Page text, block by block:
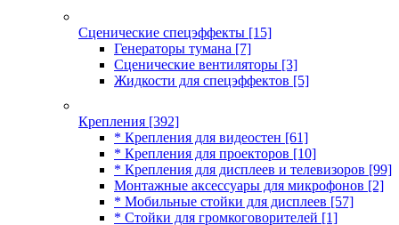
Сценические спецэффекты [15]
Генераторы тумана [7]
Сценические вентиляторы [3]
Жидкости для спецэффектов [5]
Крепления [392]
* Крепления для видеостен [61]
* Крепления для проекторов [10]
* Крепления для дисплеев и телевизоров [99]
Монтажные аксессуары для микрофонов [2]
* Мобильные стойки для дисплеев [57]
* Стойки для громкоговорителей [1]